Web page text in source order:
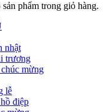
phẩm trong giỏ hàng.
nhật
trương
mừng
lễ
điệp